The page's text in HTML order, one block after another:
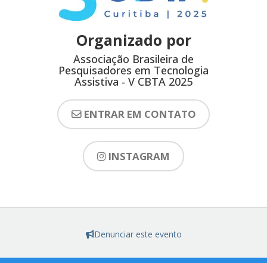
Organizado por
Associação Brasileira de
Pesquisadores em Tecnologia
Assistiva - V CBTA 2025
ENTRAR EM CONTATO
INSTAGRAM
Denunciar este evento